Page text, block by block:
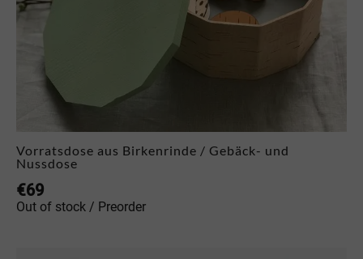
Vorratsdose aus Birkenrinde / Gebäck- und
Nussdose
€69
Out of stock / Preorder